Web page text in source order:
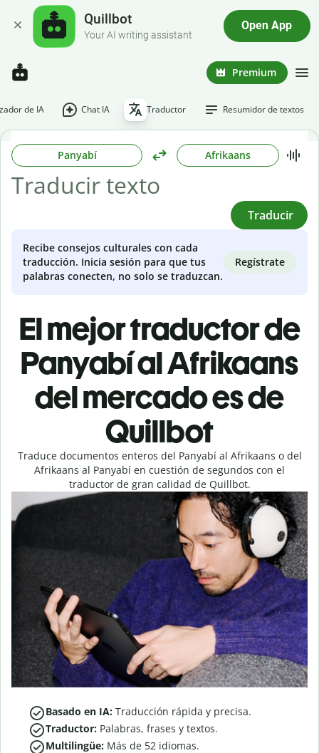
Quillbot
Your AI writing assistant
Open App
Premium
de IA Chat IA Traductor Resumidor de textos
Panyabí Afrikaans
Traducir
Recibe consejos culturales con cada
traducción. Inicia sesión para que tus
palabras conecten, no solo se traduzcan.
Regístrate
El mejor traductor de
Panyabí al Afrikaans
del mercado es de
Quillbot
Traduce documentos enteros del Panyabí al Afrikaans o del
Afrikaans al Panyabí en cuestión de segundos con el
traductor de gran calidad de Quillbot.
Basado en IA: Traducción rápida y precisa.
Traductor: Palabras, frases y textos.
Multilingüe: Más de 52 idiomas.